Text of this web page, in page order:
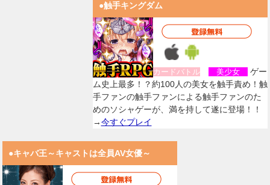
●触手キングダム
カードバトル 美少女
ゲー
ム史上最多！？約100人の美女を触手責め！触
手ファンの触手ファンによる触手ファンのた
めのソシャゲーが、満を持して遂に登場！！
→今すぐプレイ
●キャバ王～キャストは全員AV女優～